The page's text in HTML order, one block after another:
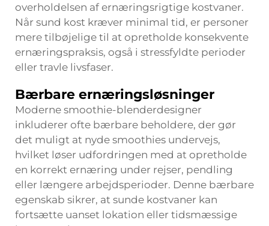
overholdelsen af ernæringsrigtige kostvaner.
Når sund kost kræver minimal tid, er personer
mere tilbøjelige til at opretholde konsekvente
ernæringspraksis, også i stressfyldte perioder
eller travle livsfaser.
Bærbare ernæringsløsninger
Moderne smoothie-blenderdesigner
inkluderer ofte bærbare beholdere, der gør
det muligt at nyde smoothies undervejs,
hvilket løser udfordringen med at opretholde
en korrekt ernæring under rejser, pendling
eller længere arbejdsperioder. Denne bærbare
egenskab sikrer, at sunde kostvaner kan
fortsætte uanset lokation eller tidsmæssige